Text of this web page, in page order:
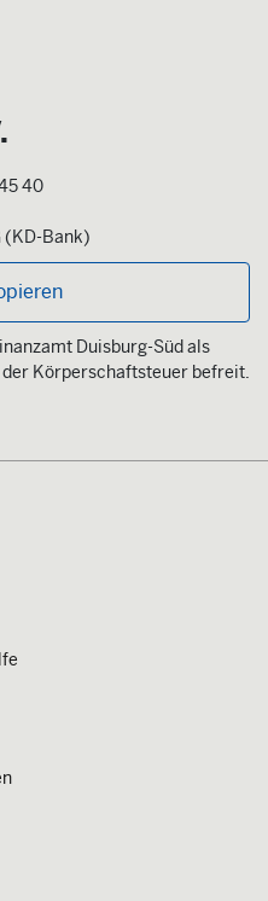
40
(KD-Bank)
Duisburg-Süd als
Körperschaftsteuer befreit.